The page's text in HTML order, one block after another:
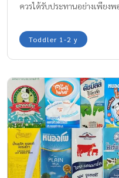
ควรได้รับประทานอย่างเพียง
เด็กวัย 1 ขวบ ควรดื่มนมกล่อง
Toddler 1-2 y